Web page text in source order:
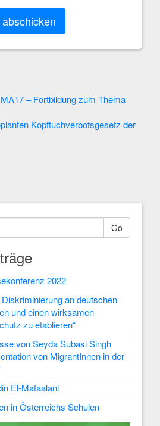
– Fortbildung zum Thema
Kopftuchverbotsgesetz der
Go
2022
an deutschen
und einen wirksamen
zu etablieren“
von Seyda Subasi Singh
von MigrantInnen in der
El-Mafaalani
in Österreichs Schulen